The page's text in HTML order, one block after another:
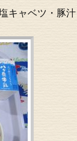
キャベツ・豚